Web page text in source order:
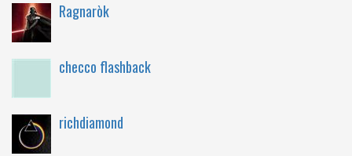
Ragnaròk
checco flashback
richdiamond